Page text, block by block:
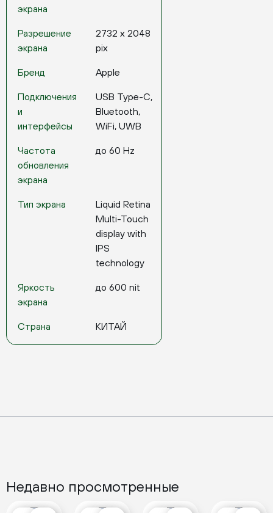
экрана
Разрешение
экрана
2732 x 2048
pix
Бренд Apple
Подключения
и
интерфейсы
USB Type-C,
Bluetooth,
WiFi, UWB
Частота
обновления
экрана
до 60 Hz
Тип экрана
Liquid Retina
Multi-Touch
display with
IPS
technology
Яркость
экрана
до 600 nit
Страна КИТАЙ
Недавно просмотренные